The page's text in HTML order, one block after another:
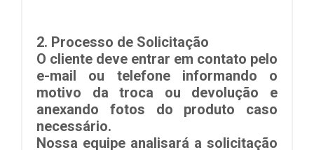
2. Processo de Solicitação
O cliente deve entrar em contato pelo
e-mail ou telefone informando o
motivo da troca ou devolução e
anexando fotos do produto caso
necessário.
Nossa equipe analisará a solicitação